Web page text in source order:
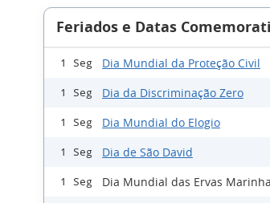
Feriados e Datas
1 Seg Dia Mundial da Proteção Civil
1 Seg Dia da Discriminação Zero
1 Seg Dia Mundial do Elogio
1 Seg Dia de São David
1 Seg Dia Mundial das Ervas